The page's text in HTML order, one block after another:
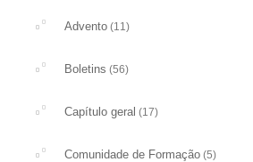
Advento (11)
Boletins (56)
Capítulo geral (17)
Comunidade de Formação (5)